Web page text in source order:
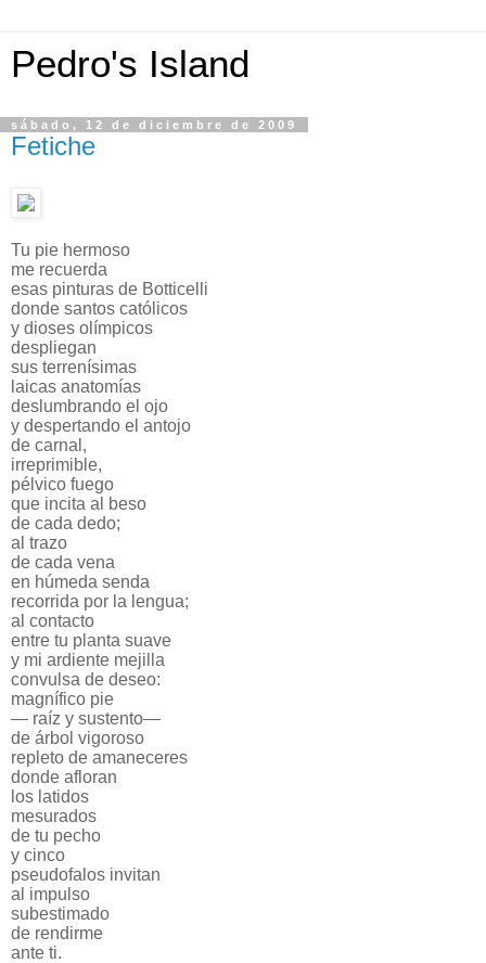
Pedro's Island
sábado, 12 de diciembre de 2009
Fetiche
Tu pie hermoso
me recuerda
esas pinturas de Botticelli
donde santos católicos
y dioses olímpicos
despliegan
sus terrenísimas
laicas anatomías
deslumbrando el ojo
y despertando el antojo
de carnal,
irreprimible,
pélvico fuego
que incita al beso
de cada dedo;
al trazo
de cada vena
en húmeda senda
recorrida por la lengua;
al contacto
entre tu planta suave
y mi ardiente mejilla
convulsa de deseo:
magnífico pie
— raíz y sustento—
de árbol vigoroso
repleto de amaneceres
donde afloran
los latidos
mesurados
de tu pecho
y cinco
pseudofalos invitan
al impulso
subestimado
de rendirme
ante ti.